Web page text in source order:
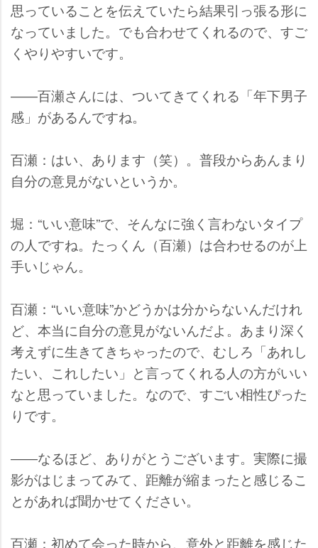
思っていることを伝えていたら結果引っ張る形に
なっていました。でも合わせてくれるので、すご
くやりやすいです。
――百瀬さんには、ついてきてくれる「年下男子
感」があるんですね。
百瀬：はい、あります（笑）。普段からあんまり
自分の意見がないというか。
堀：“いい意味”で、そんなに強く言わないタイプ
の人ですね。たっくん（百瀬）は合わせるのが上
手いじゃん。
百瀬：“いい意味”かどうかは分からないんだけれ
ど、本当に自分の意見がないんだよ。あまり深く
考えずに生きてきちゃったので、むしろ「あれし
たい、これしたい」と言ってくれる人の方がいい
なと思っていました。なので、すごい相性ぴった
りです。
――なるほど、ありがとうございます。実際に撮
影がはじまってみて、距離が縮まったと感じるこ
とがあれば聞かせてください。
百瀬：初めて会った時から、意外と距離を感じた